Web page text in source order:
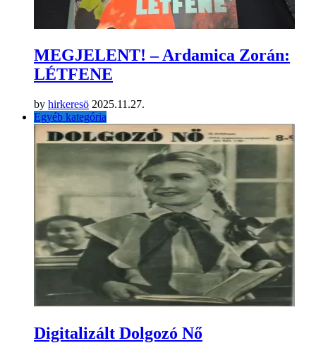
MEGJELENT! – Ardamica Zorán:
LÉTFENE
by hirkeresö 2025.11.27.
Egyéb kategória
Digitalizált Dolgozó Nő